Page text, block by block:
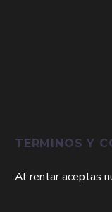
TERMINOS Y
Al rentar aceptas